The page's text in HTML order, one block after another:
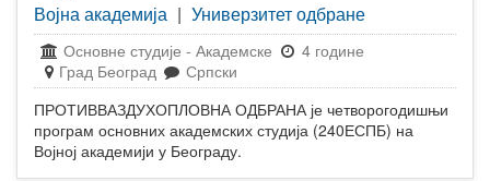
Војна академија | Универзитет одбране
Основне студије - Академске
4 године
Град Београд
Српски
ПРОТИВВАЗДУХОПЛОВНА ОДБРАНА је четворогодишњи
програм основних академских студија (240ЕСПБ) на
Војној академији у Београду.